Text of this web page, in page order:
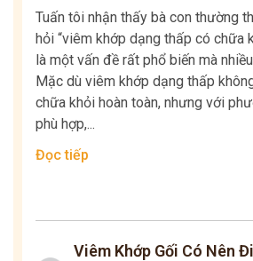
Tuấn tôi nhận thấy bà con thường
hỏi “viêm khớp dạng thấp có chữa
là một vấn đề rất phổ biến mà
Mặc dù viêm khớp dạng thấp
chữa khỏi hoàn toàn, nhưng với
phù hợp,...
Đọc tiếp
Viêm Khớp Gối Có Nên